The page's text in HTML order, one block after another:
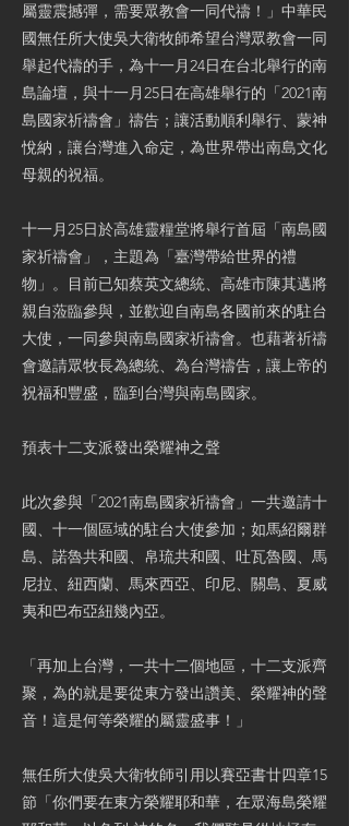
屬靈震撼彈，需要眾教會一同代禱！」中華民
國無任所大使吳大衛牧師希望台灣眾教會一同
舉起代禱的手，為十一月24日在台北舉行的南
島論壇，與十一月25日在高雄舉行的「2021南
島國家祈禱會」禱告；讓活動順利舉行、蒙神
悅納，讓台灣進入命定，為世界帶出南島文化
母親的祝福。
十一月25日於高雄靈糧堂將舉行首屆「南島國
家祈禱會」，主題為「臺灣帶給世界的禮
物」。目前已知蔡英文總統、高雄市陳其邁將
親自蒞臨參與，並歡迎自南島各國前來的駐台
大使，一同參與南島國家祈禱會。也藉著祈禱
會邀請眾牧長為總統、為台灣禱告，讓上帝的
祝福和豐盛，臨到台灣與南島國家。
預表十二支派發出榮耀神之聲
此次參與「2021南島國家祈禱會」一共邀請十
國、十一個區域的駐台大使參加；如馬紹爾群
島、諾魯共和國、帛琉共和國、吐瓦魯國、馬
尼拉、紐西蘭、馬來西亞、印尼、關島、夏威
夷和巴布亞紐幾內亞。
「再加上台灣，一共十二個地區，十二支派齊
聚，為的就是要從東方發出讚美、榮耀神的聲
音！這是何等榮耀的屬靈盛事！」
無任所大使吳大衛牧師引用以賽亞書廿四章15
節「你們要在東方榮耀耶和華，在眾海島榮耀